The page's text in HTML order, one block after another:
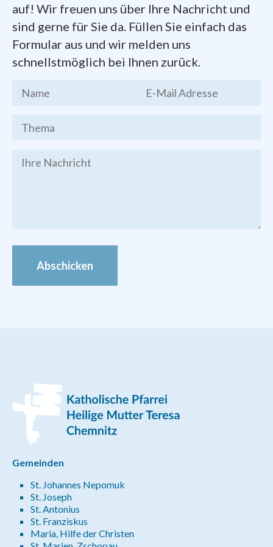
Dokumente zum Gründungsprozess der
Pfarreifinden Sie hier zum Herunterladen:
Stadtgesprächs, Endfassung vom 19.
Brief des Bischofs Heinrich
auf! Wir freuen uns über Ihre Nachricht und
sind gerne für Sie da. Füllen Sie einfach das
Formular aus und wir melden uns
schnellstmöglich bei Ihnen zurück.
Abschicken
Gemeinden
St. Johannes Nepomuk
St. Joseph
St. Antonius
St. Franziskus
Maria, Hilfe der Christen